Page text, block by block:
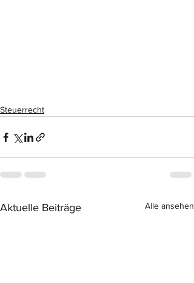
Steuerrecht
Aktuelle Beiträge Alle ansehen